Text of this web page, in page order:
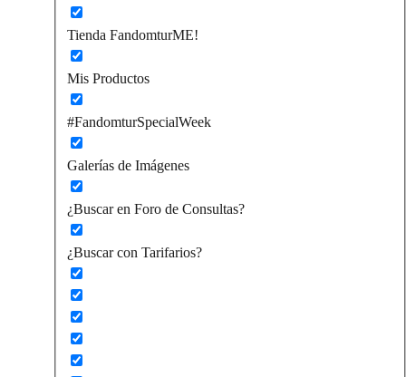
Tienda FandomturME!
Mis Productos
#FandomturSpecialWeek
Galerías de Imágenes
¿Buscar en Foro de Consultas?
¿Buscar con Tarifarios?